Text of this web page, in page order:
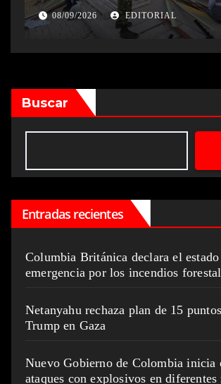
08/09/2026 EDITORIAL
Buscar
Entradas recientes
Columbia Británica declara el estado
emergencia por los incendios
Netanyahu rechaza plan de 15
Trump en Gaza
Nuevo Gobierno de Colombia inicia
ataques con explosivos en diferentes